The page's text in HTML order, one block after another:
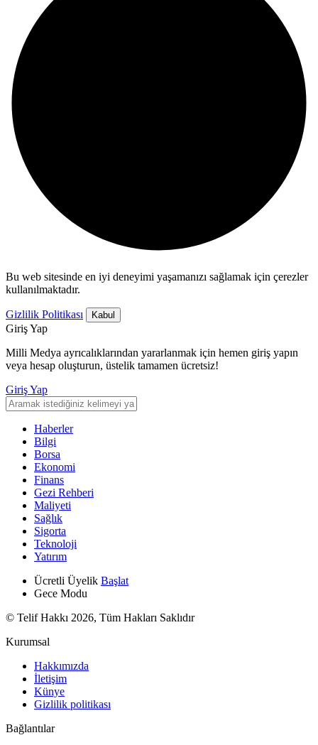
Bu web sitesinde en iyi deneyimi yaşamanızı sağlamak için çerezler
kullanılmaktadır.
Gizlilik Politikası Kabul
Giriş Yap
Milli Medya ayrıcalıklarından yararlanmak için hemen giriş yapın
veya hesap oluşturun, üstelik tamamen ücretsiz!
Giriş Yap
Haberler
Bilgi
Borsa
Ekonomi
Finans
Gezi Rehberi
Maliyeti
Sağlık
Sigorta
Teknoloji
Yatırım
Ücretli Üyelik Başlat
Gece Modu
© Telif Hakkı 2026, Tüm Hakları Saklıdır
Kurumsal
Hakkımızda
İletişim
Künye
Gizlilik politikası
Bağlantılar